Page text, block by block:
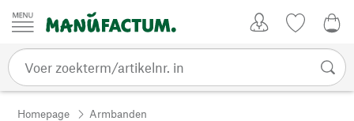
Passer au contenu
Homepage Armbanden